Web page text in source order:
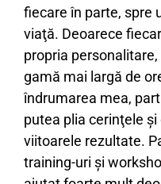
fiecare în parte, spre
viaţă. Deoarece
propria
gamă mai largă de
îndrumarea mea,
putea plia cerinţele
viitoarele rezultate.
training-uri şi